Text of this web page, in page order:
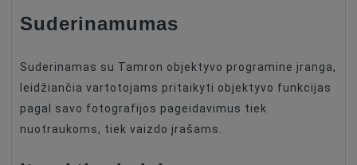
Suderinamumas
Suderinamas su Tamron objektyvo programine įranga,
leidžiančia vartotojams pritaikyti objektyvo funkcijas
pagal savo fotografijos pageidavimus tiek
nuotraukoms, tiek vaizdo įrašams.